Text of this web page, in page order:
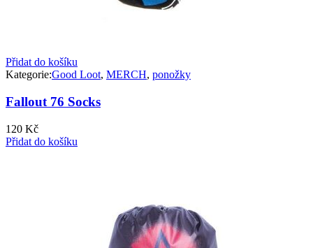
Přidat do košíku
Kategorie:Good Loot, MERCH, ponožky
Fallout 76 Socks
120 Kč
Přidat do košíku